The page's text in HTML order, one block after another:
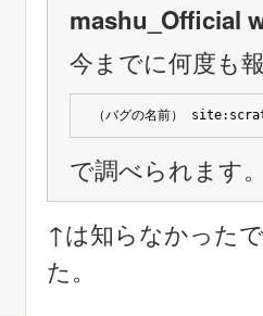
mashu_Official
今までに何度も
（バグの名前）
で調べられます
↑は知らなかった
た。